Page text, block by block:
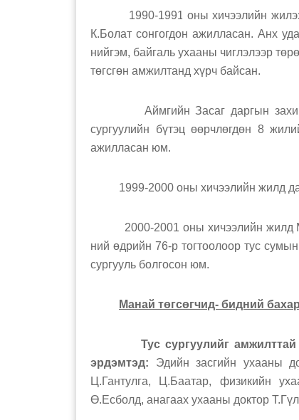
1990-1991 оны хичээлийн жилээс
К.Болат сонгогдон ажилласан. Анх
нийгэм, байгаль ухааны чиглэлээр
төгсгөн амжилтанд хүрч байсан.
Аймгийн Засаг даргын
сургуулийн бүтэц өөрчлөгдөн 8
ажилласан юм.
1999-2000 оны хичээлийн жилд
2000-2001 оны хичээлийн жилд
ний өдрийн 76-р тогтоолоор тус
сургууль болгосон юм.
Манай төгсөгчид- бидний
Тус сургуулийг
эрдэмтэд: Эдийн засгийн ухааны
Ц.Гантулга, Ц.Баатар, физикийн
Ө.Есболд, анагаах